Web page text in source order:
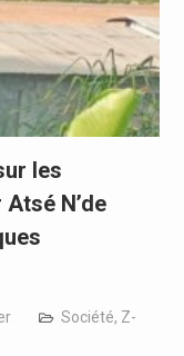
les
N’de
Société, Z-